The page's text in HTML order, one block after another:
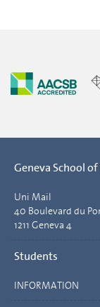
Geneva School
Uni Mail
40 Boulevard du
1211 Geneva 4
Students
INFORMATION